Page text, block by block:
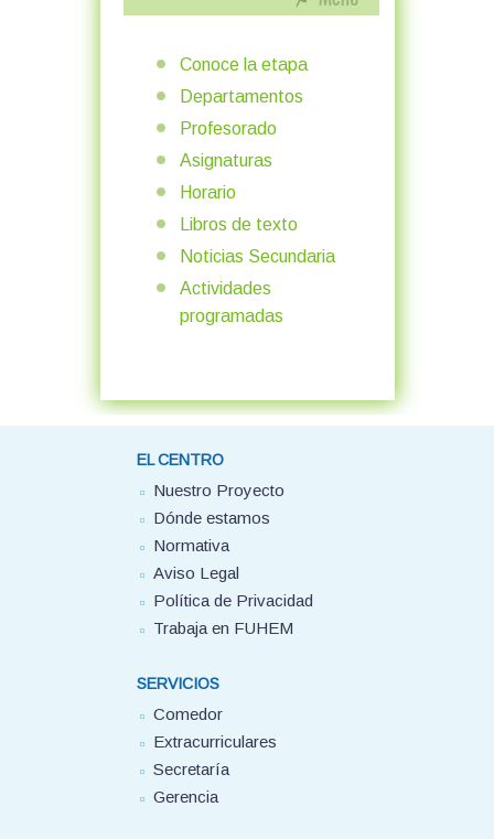
Conoce la etapa
Departamentos
Profesorado
Asignaturas
Horario
Libros de texto
Noticias Secundaria
Actividades
programadas
EL CENTRO
Nuestro Proyecto
Dónde estamos
Normativa
Aviso Legal
Política de Privacidad
Trabaja en FUHEM
SERVICIOS
Comedor
Extracurriculares
Secretaría
Gerencia